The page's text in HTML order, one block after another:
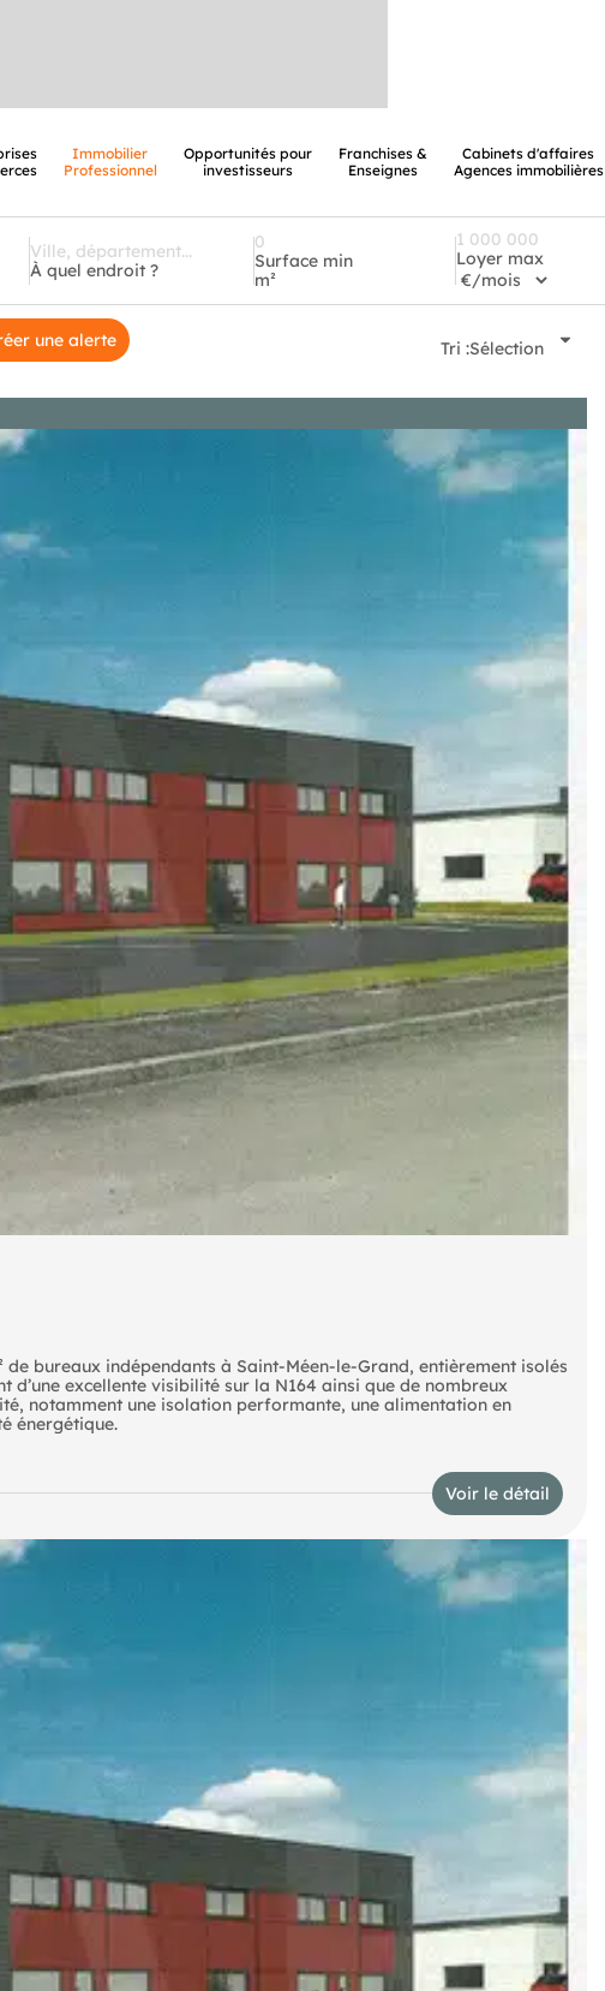
Immobilier
Professionnel
Opportunités pour
investisseurs
Franchises &
Enseignes
Cabinets d'affaires
Agences immobilières
À quel endroit ?
Surface min
m²
Loyer max
une alerte Tri :Sélection
bureaux indépendants à Saint-Méen-le-Grand, entièrement isolés
d’une excellente visibilité sur la N164 ainsi que de nombreux
notamment une isolation performante, une alimentation en
énergétique.
Voir le détail